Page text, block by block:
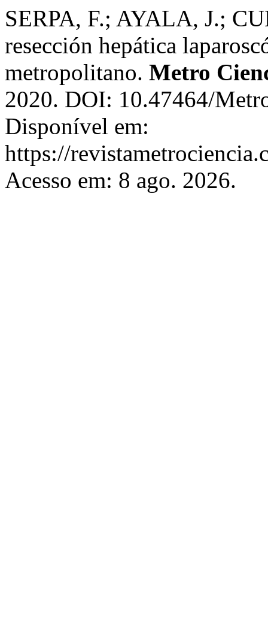
SERPA, F.; AYALA, J.;
resección hepática
metropolitano. Metro
2020. DOI: 10.47464/
Disponível em:
https://
Acesso em: 8 ago. 2026.